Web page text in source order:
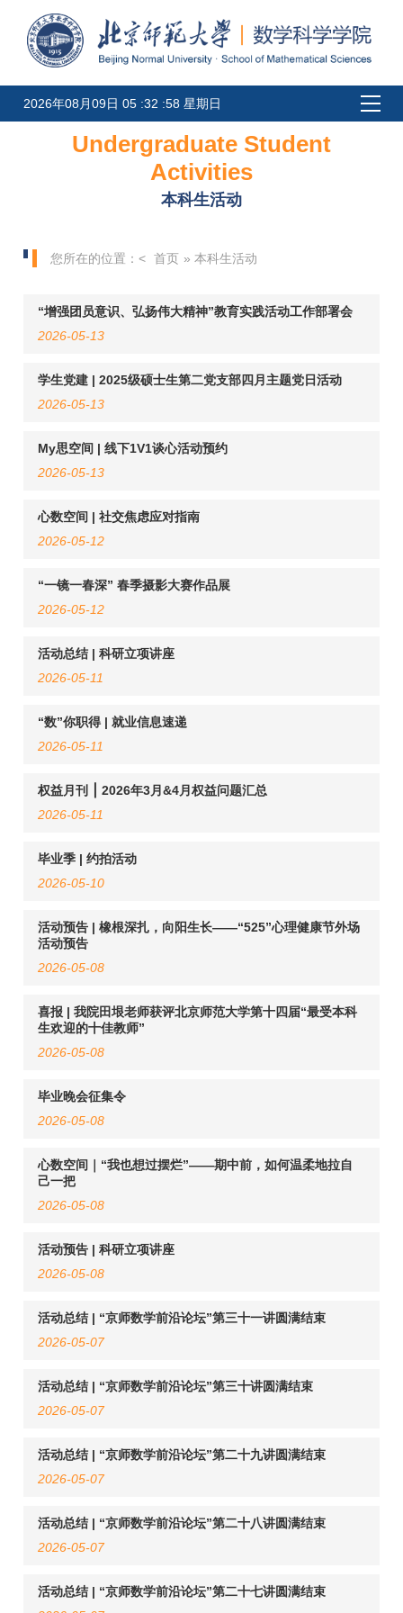
2026年08月09日 05 :32 :58 星期日
Undergraduate Student
Activities
本科生活动
您所在的位置：< 首页 » 本科生活动
“增强团员意识、弘扬伟大精神”教育实践活动工作部署会
2026-05-13
学生党建 | 2025级硕士生第二党支部四月主题党日活动
2026-05-13
My思空间 | 线下1V1谈心活动预约
2026-05-13
心数空间 | 社交焦虑应对指南
2026-05-12
“一镜一春深” 春季摄影大赛作品展
2026-05-12
活动总结 | 科研立项讲座
2026-05-11
“数”你职得 | 就业信息速递
2026-05-11
权益月刊 ⎮ 2026年3月&4月权益问题汇总
2026-05-11
毕业季 | 约拍活动
2026-05-10
活动预告 | 橡根深扎，向阳生长——“525”心理健康节外场
活动预告
2026-05-08
喜报 | 我院田垠老师获评北京师范大学第十四届“最受本科
生欢迎的十佳教师”
2026-05-08
毕业晚会征集令
2026-05-08
心数空间｜“我也想过摆烂”——期中前，如何温柔地拉自
己一把
2026-05-08
活动预告 | 科研立项讲座
2026-05-08
活动总结 | “京师数学前沿论坛”第三十一讲圆满结束
2026-05-07
活动总结 | “京师数学前沿论坛”第三十讲圆满结束
2026-05-07
活动总结 | “京师数学前沿论坛”第二十九讲圆满结束
2026-05-07
活动总结 | “京师数学前沿论坛”第二十八讲圆满结束
2026-05-07
活动总结 | “京师数学前沿论坛”第二十七讲圆满结束